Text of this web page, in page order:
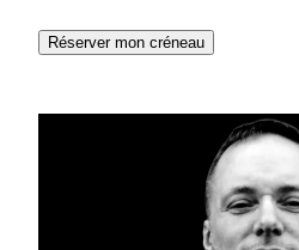
Réserver mon créneau